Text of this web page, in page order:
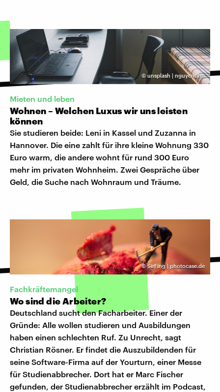
©unsplash | nguyendhn
Mieten und leben
Wohnen – Welchen Luxus wir uns leisten
können
Sie studieren beide: Leni in Kassel und Zuzanna in
Hannover. Die eine zahlt für ihre kleine Wohnung 330
Euro warm, die andere wohnt für rund 300 Euro
mehr im privaten Wohnheim. Zwei Gespräche über
Geld, die Suche nach Wohnraum und Träume.
©SirFing | photocase.de
Fachkräftemangel
Wo sind die Arbeiter?
Deutschland sucht den Facharbeiter. Einer der
Gründe: Alle wollen studieren und Ausbildungen
haben einen schlechten Ruf. Zu Unrecht, sagt
Christian Rösner. Er findet die Auszubildenden für
seine Software-Firma auf der Yourturn, einer Messe
für Studienabbrecher. Dort hat er Marc Fischer
gefunden, der Studienabbrecher erzählt im Podcast,